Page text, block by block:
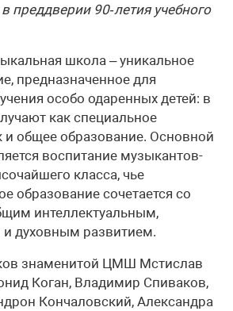
преддверии 90‑летия учебного
школа – уникальное
предназначенное для
особо одаренных детей: в
как специальное
и общее образование. Основной
воспитание музыкантов-
класса, чье
образование сочетается со
интеллектуальным,
духовным развитием.
знаменитой ЦМШ Мстислав
Коган, Владимир Спиваков,
Кончаловский, Александра